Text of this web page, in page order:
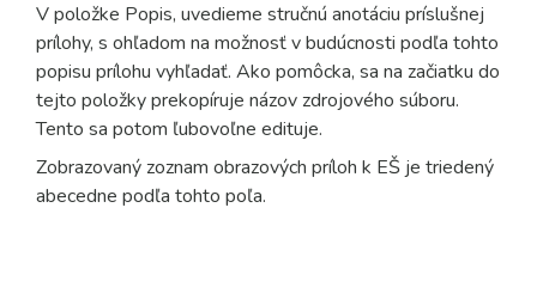
V položke Popis, uvedieme stručnú anotáciu príslušnej
prílohy, s ohľadom na možnosť v budúcnosti podľa tohto
popisu prílohu vyhľadať. Ako pomôcka, sa na začiatku do
tejto položky prekopíruje názov zdrojového súboru.
Tento sa potom ľubovoľne edituje.
Zobrazovaný zoznam obrazových príloh k EŠ je triedený
abecedne podľa tohto poľa.